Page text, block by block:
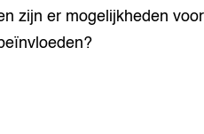
zijn er mogelijkheden voor